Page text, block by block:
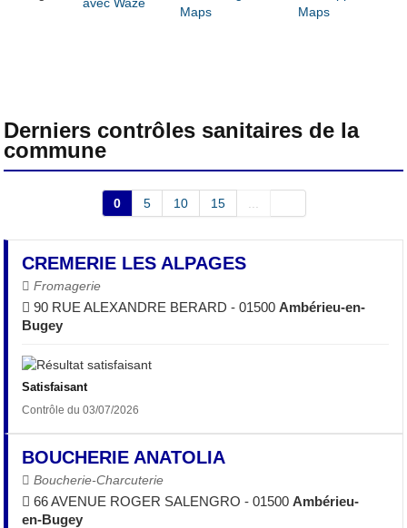
Derniers contrôles sanitaires de la
commune
0 5 10 15 ...
CREMERIE LES ALPAGES
Fromagerie
90 RUE ALEXANDRE BERARD - 01500Ambérieu-en-
Bugey
Satisfaisant
Contrôle du 03/07/2026
BOUCHERIE ANATOLIA
Boucherie-Charcuterie
66 AVENUE ROGER SALENGRO - 01500Ambérieu-
en-Bugey